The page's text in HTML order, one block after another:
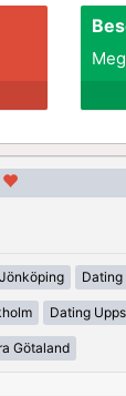
Dating
Dating
Götaland